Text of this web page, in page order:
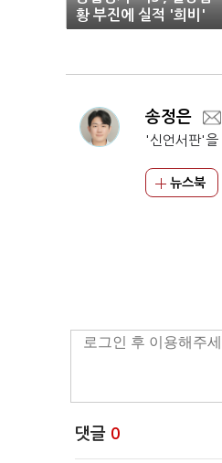
황 부진에 실적 '희비'
송정은
'신언서판'을
뉴스북
댓글 0